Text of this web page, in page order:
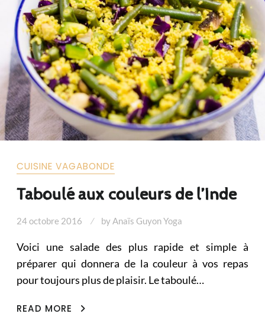
CUISINE VAGABONDE
Taboulé aux couleurs de l’Inde
24 octobre 2016 byAnaïs Guyon Yoga
Voici une salade des plus rapide et simple à
préparer qui donnera de la couleur à vos repas
pour toujours plus de plaisir. Le taboulé…
READ MORE
TABOULÉ